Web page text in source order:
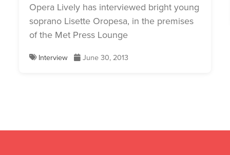
Opera Lively has interviewed bright young
soprano Lisette Oropesa, in the premises
of the Met Press Lounge
Interview June 30, 2013